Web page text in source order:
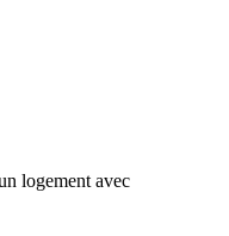
logement avec